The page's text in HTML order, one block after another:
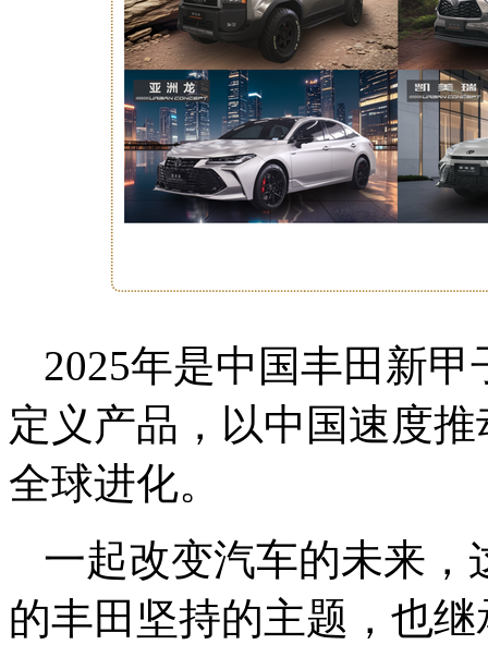
2025年是中国丰田新
定义产品，以中国速度
全球进化。
一起改变汽车的未来，
的丰田坚持的主题，也